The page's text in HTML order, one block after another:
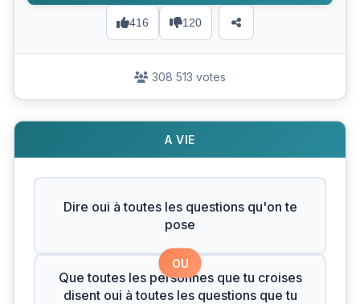
416 120
308 513 votes
A VIE
Dire oui à toutes les questions qu'on te
pose
OU
Que toutes les personnes que tu croises
disent oui à toutes les questions que tu